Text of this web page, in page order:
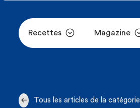
Aller au contenu principal
Recettes Magazine
Tous les articles de la catégorie